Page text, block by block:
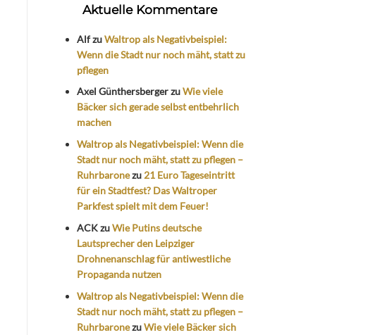
Aktuelle Kommentare
AlfzuWaltrop als Negativbeispiel:
Wenn die Stadt nur noch mäht, statt zu
pflegen
Axel GünthersbergerzuWie viele
Bäcker sich gerade selbst entbehrlich
machen
Waltrop als Negativbeispiel: Wenn die
Stadt nur noch mäht, statt zu pflegen –
Ruhrbaronezu 21 Euro Tageseintritt
für ein Stadtfest? Das Waltroper
Parkfest spielt mit dem Feuer!
ACKzuWie Putins deutsche
Lautsprecher den Leipziger
Drohnenanschlag für antiwestliche
Propaganda nutzen
Waltrop als Negativbeispiel: Wenn die
Stadt nur noch mäht, statt zu pflegen –
RuhrbaronezuWie viele Bäcker sich